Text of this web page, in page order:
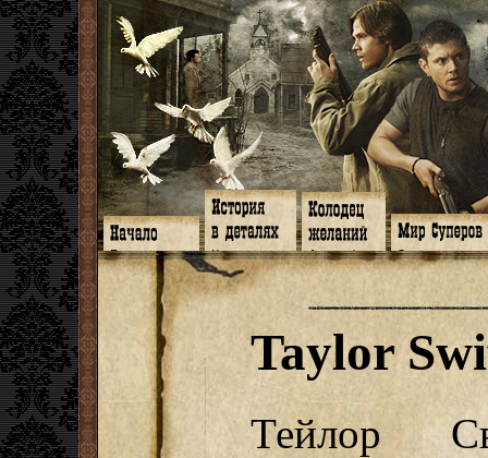
Главная
Программа
Форум
Facebook
Гостевая
Книги
Галереи
Музыка
Видео
Субтитры
Заметки
Мысли
Откровение
Арт-кафе
Игромания
Фанфики
Обои
Фанарт
Анекдоты
Передоз
Страшилки
Знакомство
Обитатели
Семейное
Дневник
Арсенал
СИЗО
Суперы от и
Taylor
Тейлор